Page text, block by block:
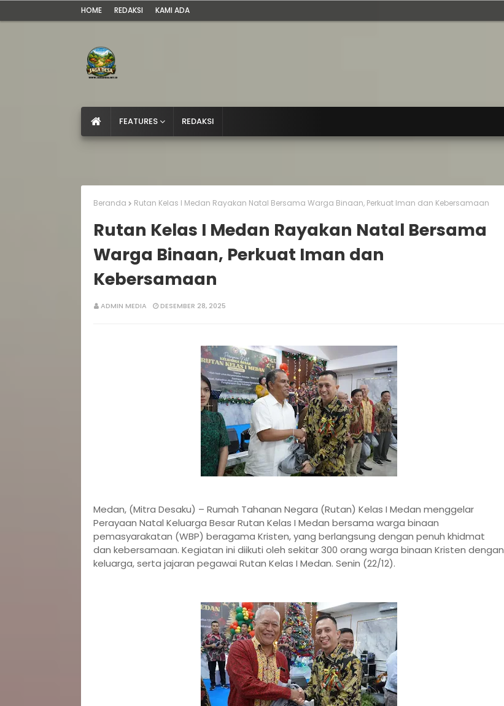
HOME REDAKSI KAMI ADA
FEATURES REDAKSI
Beranda Rutan Kelas I Medan Rayakan Natal Bersama Warga Binaan, Perkuat Iman dan Kebersamaan
Rutan Kelas I Medan Rayakan Natal Bersama
Warga Binaan, Perkuat Iman dan
Kebersamaan
ADMIN MEDIA DESEMBER 28, 2025
Medan, (Mitra Desaku) – Rumah Tahanan Negara (Rutan) Kelas I Medan menggelar
Perayaan Natal Keluarga Besar Rutan Kelas I Medan bersama warga binaan
pemasyarakatan (WBP) beragama Kristen, yang berlangsung dengan penuh khidmat
dan kebersamaan. Kegiatan ini diikuti oleh sekitar 300 orang warga binaan Kristen dengan
keluarga, serta jajaran pegawai Rutan Kelas I Medan. Senin (22/12).